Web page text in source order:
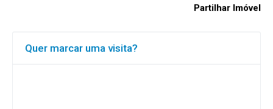
Partilhar Imóvel
Quer marcar uma visita?